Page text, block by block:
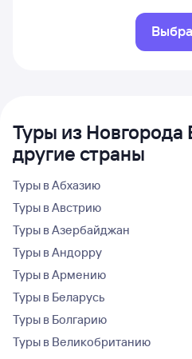
Туры из Новгорода
другие страны
Туры в Абхазию
Туры в Австрию
Туры в Азербайджан
Туры в Андорру
Туры в Армению
Туры в Беларусь
Туры в Болгарию
Туры в Великобританию